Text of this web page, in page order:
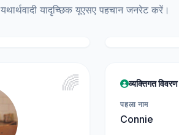
यादृच्छिक यूएसए पहचान जनरेट करें।
🌈 व्यक्तिगत विवरण
पहला नाम
Connie